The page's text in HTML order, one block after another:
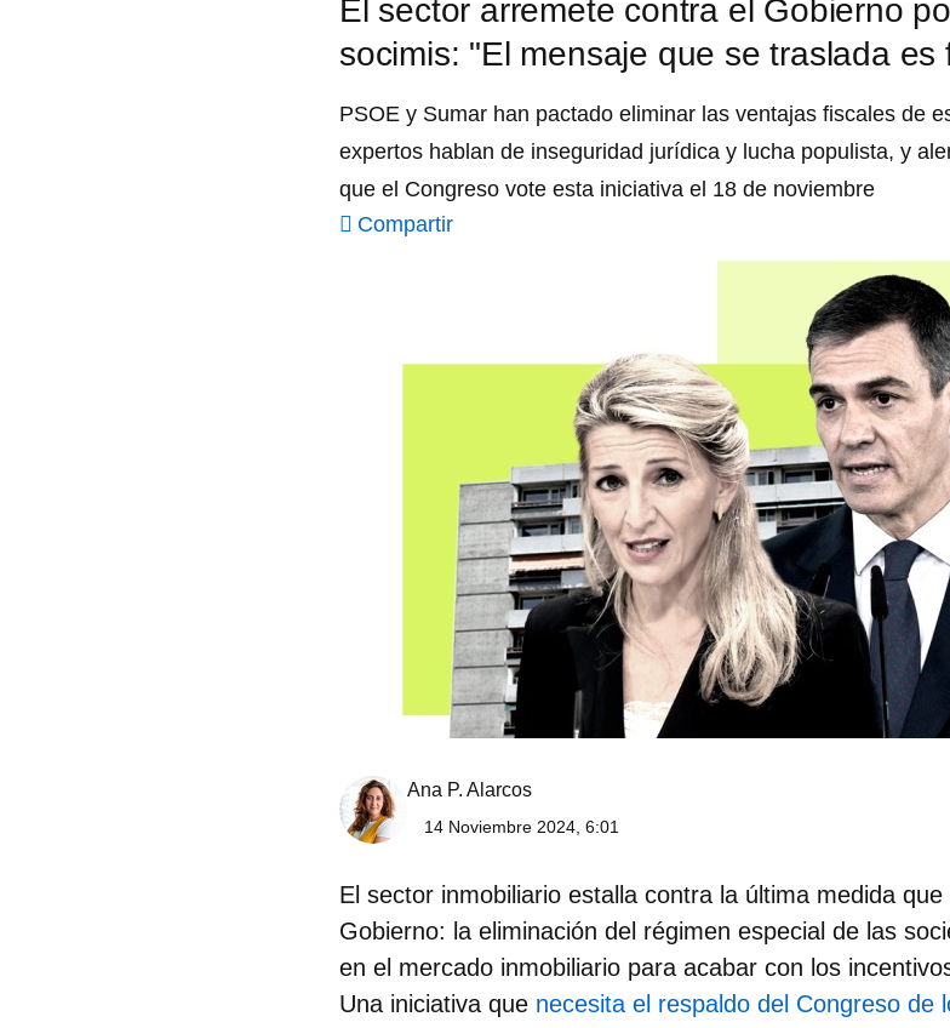
El sector arremete contra el Gobierno
socimis: "El mensaje que se traslada es
PSOE y Sumar han pactado eliminar las ventajas fiscales de
expertos hablan de inseguridad jurídica y lucha populista, y
que el Congreso vote esta iniciativa el 18 de noviembre
Compartir
Ana P. Alarcos
14 Noviembre 2024, 6:01
El sector inmobiliario estalla contra la última medida
Gobierno: la eliminación del régimen especial de las
en el mercado inmobiliario para acabar con los
Una iniciativa que necesita el respaldo del Congreso de